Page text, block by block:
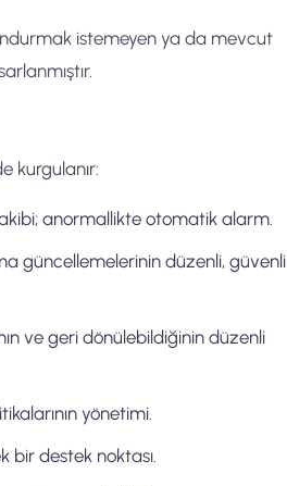
istemeyen ya da mevcut
kurgulanır:
anormallikte otomatik alarm.
güncellemelerinin düzenli, güvenli
ve geri dönülebildiğinin düzenli
yönetimi.
bir destek noktası.